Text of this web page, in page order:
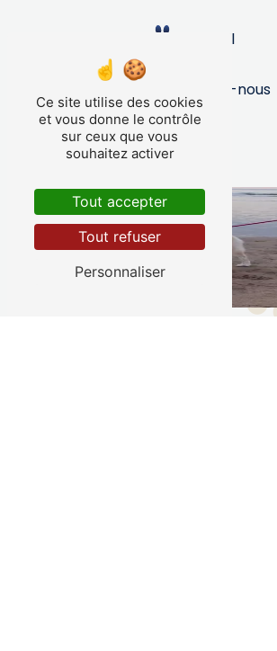
Accueil
Contactez-nous
Ce site utilise des cookies
et vous donne le contrôle
sur ceux que vous
souhaitez activer
Tout accepter
Tout refuser
Personnaliser